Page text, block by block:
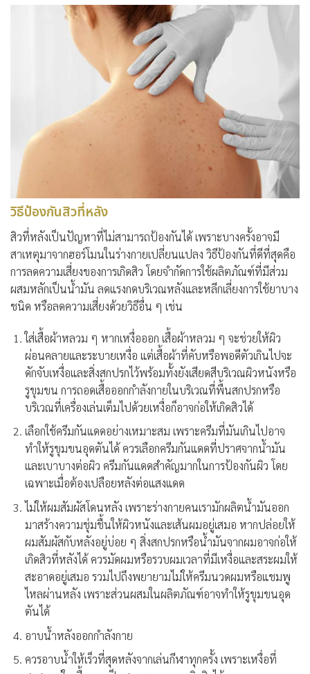
วิธีป้องกันสิวที่หลัง
สิวที่หลังเป็นปัญหาที่ไม่สามารถป้องกันได้ เพราะบางครั้งอาจมี
สาเหตุมาจากฮอร์โมนในร่างกายเปลี่ยนแปลง วิธีป้องกันที่ดีที่สุดคือ
การลดความเสี่ยงของการเกิดสิว โดยจำกัดการใช้ผลิตภัณฑ์ที่มีส่วม
ผสมหลักเป็นน้ำมัน ลดแรงกดบริเวณหลังและหลีกเลี่ยงการใช้ยาบาง
ชนิด หรือลดความเสี่ยงด้วยวิธีอื่น ๆ เช่น
ใส่เสื้อผ้าหลวม ๆ หากเหงื่อออก เสื้อผ้าหลวม ๆ จะช่วยให้ผิว
ผ่อนคลายและระบายเหงื่อ แต่เสื้อผ้าที่คับหรือพอดีตัวเกินไปจะ
ดักจับเหงื่อและสิ่งสกปรกไว้พร้อมทั้งยังเสียดสีบริเวณผิวหนังหรือ
รูขุมขน การถอดเสื้อออกกำลังกายในบริเวณที่พื้นสกปรกหรือ
บริเวณที่เครื่องเล่นเต็มไปด้วยเหงื่อก็อาจก่อให้เกิดสิวได้
เลือกใช้ครีมกันแดดอย่างเหมาะสม เพราะครีมที่มันเกินไปอาจ
ทำให้รูขุมขนอุดตันได้ ควรเลือกครีมกันแดดที่ปราศจากน้ำมัน
และเบาบางต่อผิว ครีมกันแดดสำคัญมากในการป้องกันผิว โดย
เฉพาะเมื่อต้องเปลือยหลังต่อแสงแดด
ไม่ให้ผมสัมผัสโดนหลัง เพราะร่างกายคนเรามักผลิตน้ำมันออก
มาสร้างความชุ่มชื้นให้ผิวหนังและเส้นผมอยู่เสมอ หากปล่อยให้
ผมสัมผัสกับหลังอยู่บ่อย ๆ สิ่งสกปรกหรือน้ำมันจากผมอาจก่อให้
เกิดสิวที่หลังได้ ควรมัดผมหรือรวบผมเวลาที่มีเหงื่อและสระผมให้
สะอาดอยู่เสมอ รวมไปถึงพยายามไม่ให้ครีมนวดผมหรือแชมพู
ไหลผ่านหลัง เพราะส่วนผสมในผลิตภัณฑ์อาจทำให้รูขุมขนอุด
ตันได้
อาบน้ำหลังออกกำลังกาย
ควรอาบน้ำให้เร็วที่สุดหลังจากเล่นกีฬาทุกครั้ง เพราะเหงื่อที่